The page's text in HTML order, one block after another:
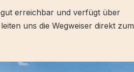
erreichbar und verfügt über
uns die Wegweiser direkt zum